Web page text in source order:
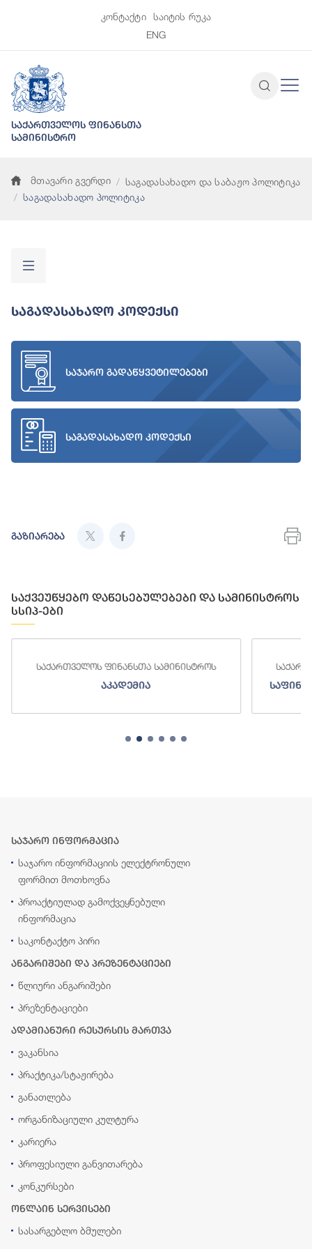
კონტაქტი
საიტის რუკა
ENG
საქართველოს ფინანსთა
სამინისტრო
მთავარი გვერდი
საგადასახადო და საბაჟო პოლიტიკა
საგადასახადო პოლიტიკა
Საგადასახადო Კოდექსი
საჯარო გადაწყვეტილებები
საგადასახადო კოდექსი
გაზიარება
საქვეუწყებო დაწესებულებები და სამინისტროს
სსიპ-ები
საქართველოს ფინანსთა სამინისტროს
აკადემია
საჯარო ინფორმაცია
საჯარო ინფორმაციის ელექტრონული
ფორმით მოთხოვნა
პროაქტიულად გამოქვეყნებული
ინფორმაცია
საკონტაქტო პირი
ანგარიშები და პრეზენტაციები
წლიური ანგარიშები
პრეზენტაციები
ადამიანური რესურსის მართვა
ვაკანსია
პრაქტიკა/სტაჟირება
განათლება
ორგანიზაციული კულტურა
კარიერა
პროფესიული განვითარება
კონკურსები
ონლაინ სერვისები
სასარგებლო ბმულები